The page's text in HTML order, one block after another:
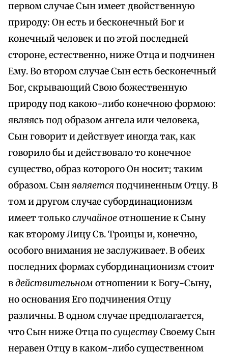
первом случае Сын имеет двойственную
природу: Он есть и бесконечный Бог и
конечный человек и по этой последней
стороне, естественно, ниже Отца и подчинен
Ему. Во втором случае Сын есть бесконечный
Бог, скрывающий Свою божественную
природу под какою-либо конечною формою:
являясь под образом ангела или человека,
Сын говорит и действует иногда так, как
говорило бы и действовало то конечное
существо, образ которого Он носит; таким
образом. Сынявляется подчиненным Отцу. В
том и другом случае субординационизм
имеет толькослучайноеотношение к Сыну
как второму Лицу Св. Троицы и, конечно,
особого внимания не заслуживает. В обеих
последних формах субординационизм стоит
вдействительном отношении к Богу-Сыну,
но основания Его подчинения Отцу
различны. В одном случае предполагается,
что Сын ниже Отца посуществуСвоему Сын
неравен Отцу в каком-либо существенном